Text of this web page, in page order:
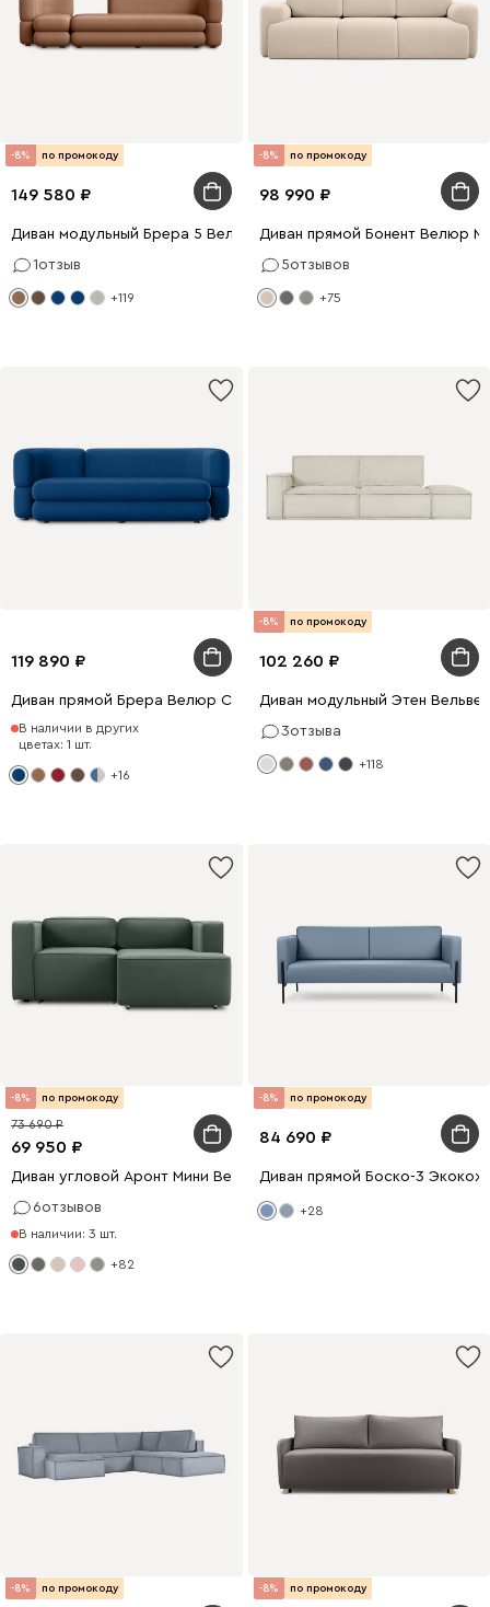
-8% по промокоду
149 580
Диван модульный Брера 5 Велюр Карамельный
1отзыв
+119
-8% по промокоду
98 990
Диван прямой Бонент Велюр
5отзывов
+75
119 890
Диван прямой Брера Велюр Синий
В наличии в других
цветах: 1 шт.
+16
-8% по промокоду
102 260
Диван модульный Этен
3отзыва
+118
-8% по промокоду
69 950
73 690
Диван угловой Аронт Мини Велюр Оливковый
6отзывов
В наличии: 3 шт.
+82
-8% по промокоду
84 690
Диван прямой Боско-3
+28
-8% по промокоду -8% по промокоду